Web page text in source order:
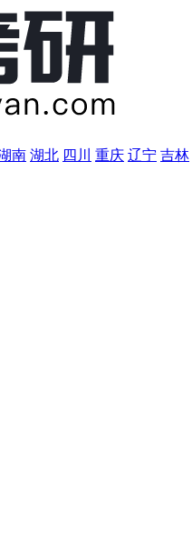
南 湖北 四川 重庆 辽宁 吉林